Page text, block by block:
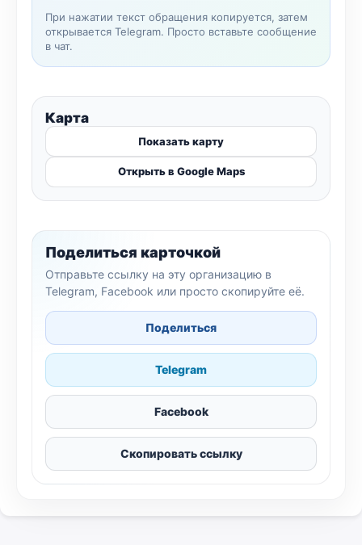
При нажатии текст обращения копируется, затем
открывается Telegram. Просто вставьте сообщение
в чат.
Карта
Показать карту
Открыть в Google Maps
Поделиться карточкой
Отправьте ссылку на эту организацию в
Telegram, Facebook или просто скопируйте её.
Поделиться
Telegram
Facebook
Скопировать ссылку